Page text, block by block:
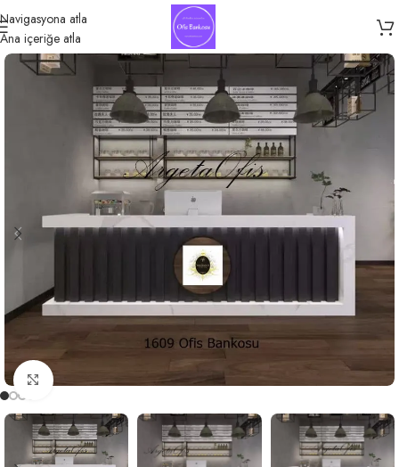
Navigasyona atla
Ana içeriğe atla
Büyütmek için tıklayın